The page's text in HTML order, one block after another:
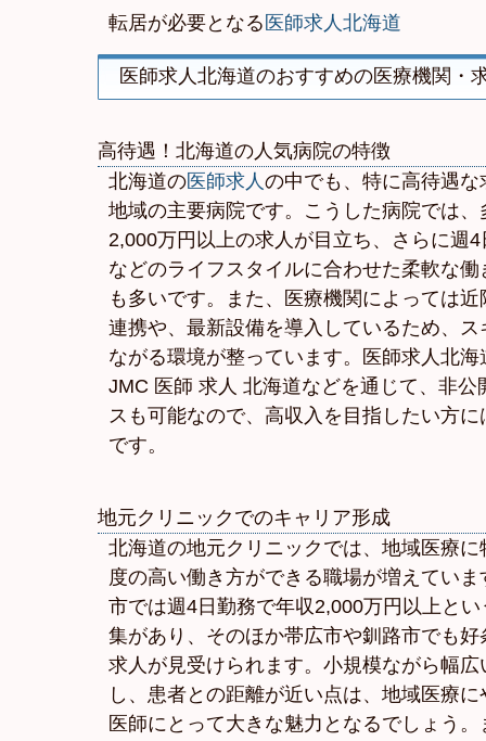
転居が必要となる 医師求人北海道
医師求人北海道のおすすめの医療機関・
高待遇！北海道の人気病院の特徴
北海道の医師求人の中でも、特に高待遇
地域の主要病院です。こうした病院では
2,000万円以上の求人が目立ち、さらに週
などのライフスタイルに合わせた柔軟な
も多いです。また、医療機関によっては
連携や、最新設備を導入しているため、
ながる環境が整っています。医師求人北
JMC 医師 求人 北海道などを通じて、非公
スも可能なので、高収入を目指したい方
です。
地元クリニックでのキャリア形成
北海道の地元クリニックでは、地域医療
度の高い働き方ができる職場が増えてい
市では週4日勤務で年収2,000万円以上と
集があり、そのほか帯広市や釧路市でも
求人が見受けられます。小規模ながら幅
し、患者との距離が近い点は、地域医療
医師にとって大きな魅力となるでしょう